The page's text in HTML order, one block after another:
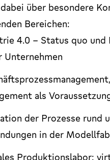
über besondere
Bereichen:
4.0 – Status quo und
Unternehmen
als
der Prozesse rund
in der
Produktionslabor: